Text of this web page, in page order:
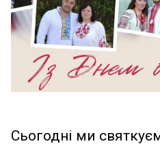
Сьогодні ми